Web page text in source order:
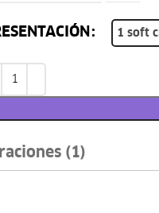
1 soft
(1)